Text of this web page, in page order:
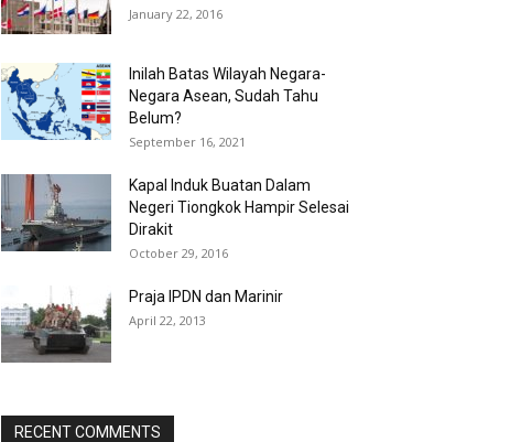
January 22, 2016
Inilah Batas Wilayah Negara-
Negara Asean, Sudah Tahu
Belum?
September 16, 2021
Kapal Induk Buatan Dalam
Negeri Tiongkok Hampir Selesai
Dirakit
October 29, 2016
Praja IPDN dan Marinir
April 22, 2013
RECENT COMMENTS